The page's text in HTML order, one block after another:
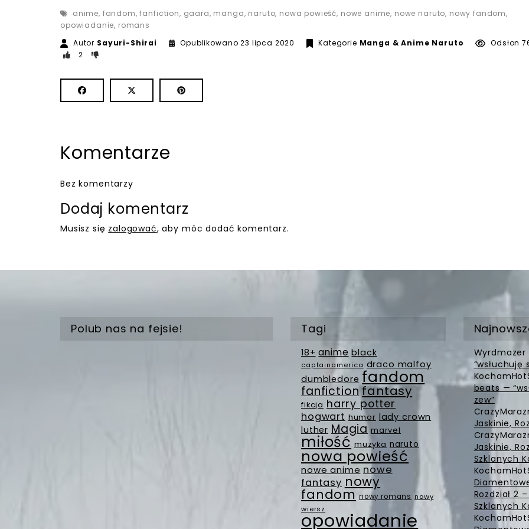
anime, fandom,fanfiction, gaara, manga, naruto, nowa powieść, nowe anime, nowe naruto, nowy fandom,
opowiadanie, romans
Autor Sayuri-Shirai Opublikowano23 lipca 2020 25 lipca 2020
Kategorie Manga & Anime Naruto
Odsłon
2
Komentarze
Bez komentarzy
Dodaj komentarz
Musisz się zalogować, aby móc dodać komentarz.
Polub nas na fejsie! Tagi
18+ anime black
captainamerica draco malfoy
dumbledore fandom
fanfictionfantasy
fikcja harry potter
hogwart humor lady crown
luther Magia marvel
miłość muzyka naruto
nowa powieść
nowe anime nowe
fantasy nowy
fandom nowy romans nowy
wiersz
opowiadanie
Wyrdmazer
“wsłuchuję
beats —
zew”
Jaskinie,
Jaskinie,
Szklanych
Rozdział 2
Szklanych